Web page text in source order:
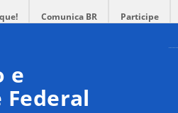
Comunica BR Participe
e